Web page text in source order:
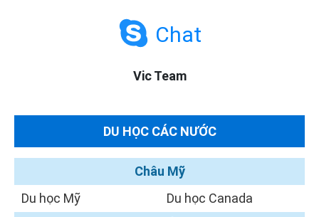
Chat
Vic Team
DU HỌC CÁC NƯỚC
Châu Mỹ
Du học Mỹ
Du học Canada